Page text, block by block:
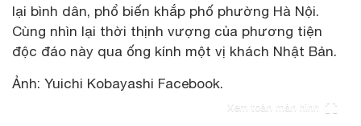
lại bình dân, phổ biến khắp phố phường Hà Nội.
Cùng nhìn lại thời thịnh vượng của phương tiện
độc đáo này qua ống kính một vị khách Nhật Bản.
Ảnh: Yuichi Kobayashi Facebook.
Xem toàn màn hình